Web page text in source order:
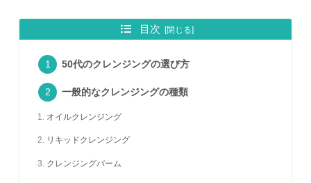
目次
50代のクレンジングの選び方
一般的なクレンジングの種類
オイルクレンジング
リキッドクレンジング
クレンジングバーム